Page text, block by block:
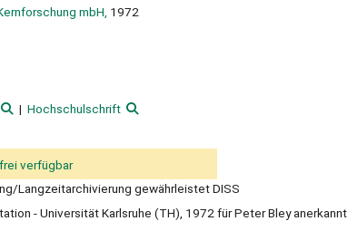
mbH, 1972
Hochschulschrift
verfügbar
Langzeitarchivierung gewährleistet DISS
- Universität Karlsruhe (TH), 1972 für Peter Bley anerkannt